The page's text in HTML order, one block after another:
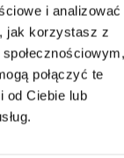
i analizować
jak korzystasz z
połączyć te
od Ciebie lub
zł
(Coloured